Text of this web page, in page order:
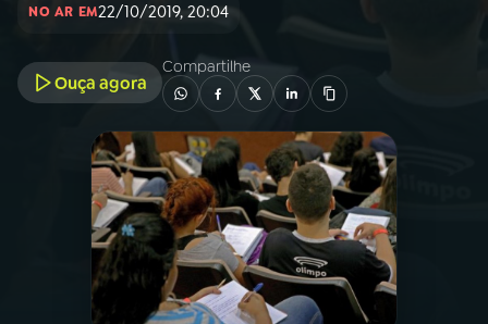
01INÍCIO
A RÁDIO
PROGRAMAÇÃO
PROGRAMAS
NO AR EM22/10/2019, 20:04
Ouça agora
Compartilhe